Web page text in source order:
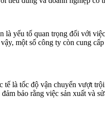
yếu tố quan trọng đối với
một số công ty còn cung
là tốc độ vận chuyển vượt
bảo rằng việc sản xuất và